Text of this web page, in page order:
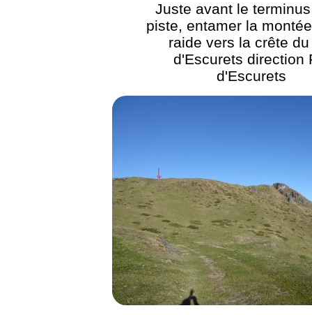
Juste avant le
piste, entamer la
raide vers la crête
d'Escurets direction
d'Escurets